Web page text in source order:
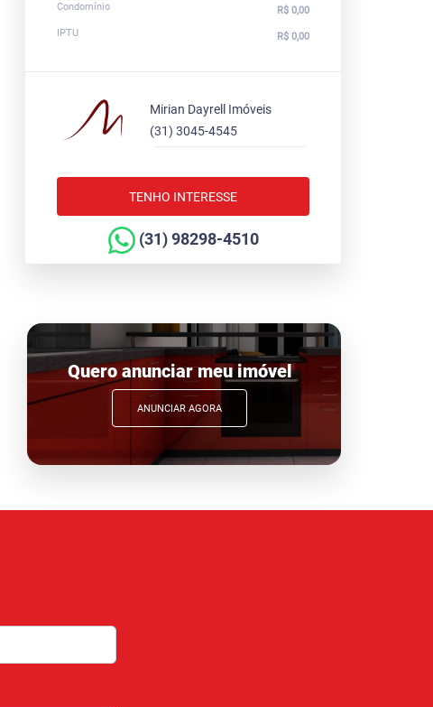
Condomínio
R$ 0,00
IPTU
R$ 0,00
Mirian Dayrell Imóveis
(31) 3045-4545
TENHO INTERESSE
(31) 98298-4510
Quero anunciar meu imóvel
ANUNCIAR AGORA